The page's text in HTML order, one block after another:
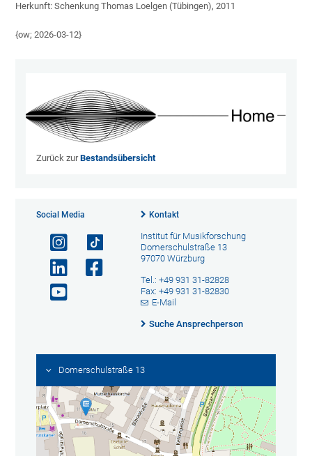
Herkunft: Schenkung Thomas Loelgen (Tübingen), 2011
{ow; 2026-03-12}
Zurück zurBestandsübersicht
Social Media Kontakt
Institut für Musikforschung
Domerschulstraße 13
97070 Würzburg
Tel.: +49 931 31-82828
Fax: +49 931 31-82830
E-Mail
Suche Ansprechperson
Domerschulstraße 13